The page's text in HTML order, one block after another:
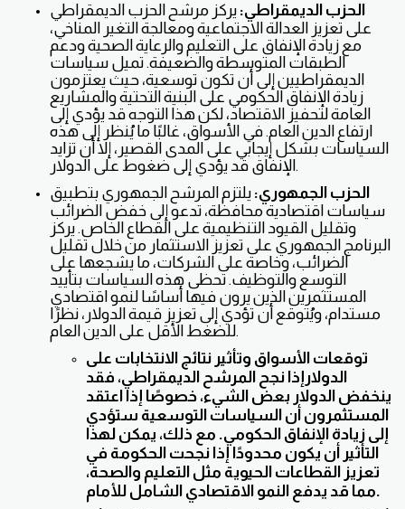
الحزب الديمقراطي: يركز مرشح الحزب الديمقراطي
على تعزيز العدالة الاجتماعية ومعالجة التغير المناخي،
مع زيادة الإنفاق على التعليم والرعاية الصحية ودعم
الطبقات المتوسطة والضعيفة. تميل سياسات
الديمقراطيين إلى أن تكون توسعية، حيث يعتزمون
زيادة الإنفاق الحكومي على البنية التحتية والمشاريع
العامة لتحفيز الاقتصاد، لكن هذا التوجه قد يؤدي إلى
ارتفاع الدين العام. في الأسواق، غالبًا ما يُنظر إلى هذه
السياسات بشكل إيجابي على المدى القصير، إلا أن تزايد
الإنفاق قد يؤدي إلى ضغوط على الدولار.
الحزب الجمهوري: يلتزم المرشح الجمهوري بتطبيق
سياسات اقتصادية محافظة، تدعو إلى خفض الضرائب
وتقليل القيود التنظيمية على القطاع الخاص. يركز
البرنامج الجمهوري على تعزيز الاستثمار من خلال تقليل
الضرائب، وخاصة على الشركات، ما يشجعها على
التوسع والتوظيف. تحظى هذه السياسات بتأييد
المستثمرين الذين يرون فيها أساسًا لنمو اقتصادي
مستدام، ويُتوقع أن تؤدي إلى تعزيز قيمة الدولار، نظرًا
للضغط الأقل على الدين العام.
توقعات الأسواق وتأثير نتائج الانتخابات على
الدولار إذا نجح المرشح الديمقراطي، فقد
ينخفض الدولار بعض الشيء، خصوصًا إذا اعتقد
المستثمرون أن السياسات التوسعية ستؤدي
إلى زيادة الإنفاق الحكومي. مع ذلك، يمكن لهذا
التأثير أن يكون محدودًا إذا نجحت الحكومة في
تعزيز القطاعات الحيوية مثل التعليم والصحة،
مما قد يدفع النمو الاقتصادي الشامل للأمام.